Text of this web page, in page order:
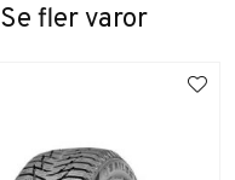
Se fler varor